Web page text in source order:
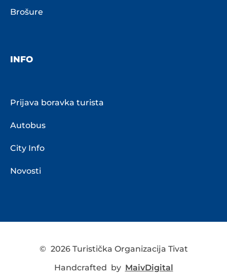
Brošure
INFO
Prijava boravka turista
Autobus
City Info
Novosti
© 2026 Turistička Organizacija Tivat
Handcrafted by MaivDigital